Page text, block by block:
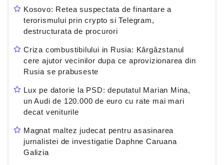
Kosovo: Retea suspectata de finantare a
terorismului prin crypto si Telegram,
destructurata de procurori
Criza combustibilului in Rusia: Kârgâzstanul
cere ajutor vecinilor dupa ce aprovizionarea din
Rusia se prabuseste
Lux pe datorie la PSD: deputatul Marian Mina,
un Audi de 120.000 de euro cu rate mai mari
decat veniturile
Magnat maltez judecat pentru asasinarea
jurnalistei de investigatie Daphne Caruana
Galizia